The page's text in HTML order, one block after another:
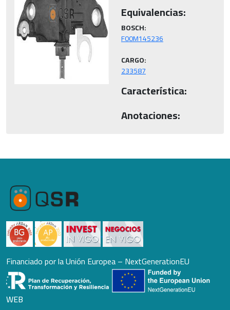
Equivalencias:
BOSCH:
CARGO:
233587
Característica:
Anotaciones:
Financiado por la Unión Europea – NextGenerationEU
WEB